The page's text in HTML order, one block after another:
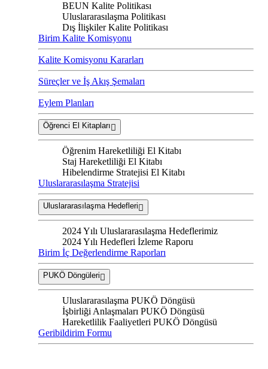
BEUN Kalite Politikası
Uluslararasılaşma Politikası
Dış İlişkiler Kalite Politikası
Birim Kalite Komisyonu
Kalite Komisyonu Kararları
Süreçler ve İş Akış Şemaları
Eylem Planları
Öğrenci El Kitapları
Öğrenim Hareketliliği El Kitabı
Staj Hareketliliği El Kitabı
Hibelendirme Stratejisi El Kitabı
Uluslararasılaşma Stratejisi
Uluslararasılaşma Hedefleri
2024 Yılı Uluslararasılaşma Hedeflerimiz
2024 Yılı Hedefleri İzleme Raporu
Birim İç Değerlendirme Raporları
PUKÖ Döngüleri
Uluslararasılaşma PUKÖ Döngüsü
İşbirliği Anlaşmaları PUKÖ Döngüsü
Hareketlilik Faaliyetleri PUKÖ Döngüsü
Geribildirim Formu